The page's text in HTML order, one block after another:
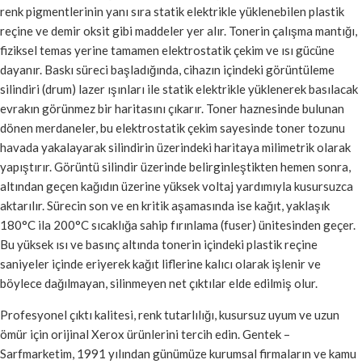
renk pigmentlerinin yanı sıra statik elektrikle yüklenebilen plastik
reçine ve demir oksit gibi maddeler yer alır. Tonerin çalışma mantığı,
fiziksel temas yerine tamamen elektrostatik çekim ve ısı gücüne
dayanır. Baskı süreci başladığında, cihazın içindeki görüntüleme
silindiri (drum) lazer ışınları ile statik elektrikle yüklenerek basılacak
evrakın görünmez bir haritasını çıkarır. Toner haznesinde bulunan
dönen merdaneler, bu elektrostatik çekim sayesinde toner tozunu
havada yakalayarak silindirin üzerindeki haritaya milimetrik olarak
yapıştırır. Görüntü silindir üzerinde belirginleştikten hemen sonra,
altından geçen kağıdın üzerine yüksek voltaj yardımıyla kusursuzca
aktarılır. Sürecin son ve en kritik aşamasında ise kağıt, yaklaşık
180°C ila 200°C sıcaklığa sahip fırınlama (fuser) ünitesinden geçer.
Bu yüksek ısı ve basınç altında tonerin içindeki plastik reçine
saniyeler içinde eriyerek kağıt liflerine kalıcı olarak işlenir ve
böylece dağılmayan, silinmeyen net çıktılar elde edilmiş olur.
Profesyonel çıktı kalitesi, renk tutarlılığı, kusursuz uyum ve uzun
ömür için orijinal Xerox ürünlerini tercih edin. Gentek –
Sarfmarketim, 1991 yılından günümüze kurumsal firmaların ve kamu